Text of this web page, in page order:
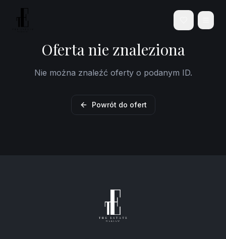
Oferta nie znaleziona
Nie można znaleźć oferty o podanym ID.
Powrót do ofert